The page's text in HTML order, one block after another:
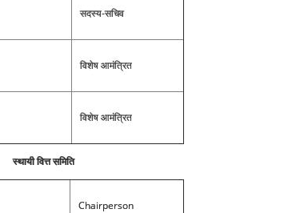
सदस्य-सचिव
विशेष आमंत्रित
विशेष आमंत्रित
स्थायी वित्त समिति
Chairperson